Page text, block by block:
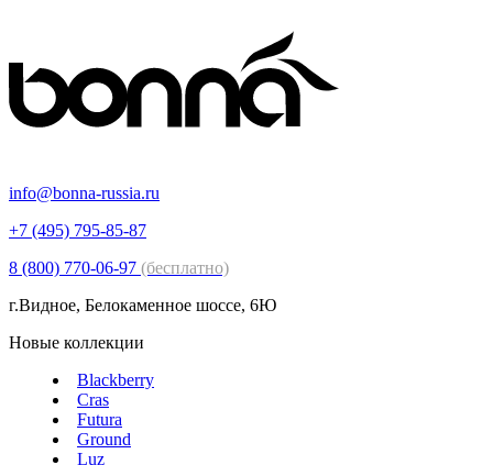
info@bonna-russia.ru
+7 (495) 795-85-87
8 (800) 770-06-97 (бесплатно)
г.Видное, Белокаменное шоссе, 6Ю
Новые коллекции
Blackberry
Cras
Futura
Ground
Luz